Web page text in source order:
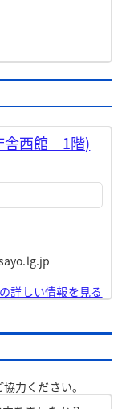
舎西館 1階)
詳しい情報を見る
力ください。